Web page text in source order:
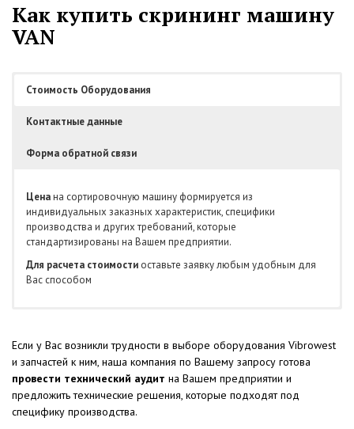
Как купить скрининг машину
VAN
Стоимость Оборудования
Контактные данные
Форма обратной связи
Ценана сортировочную машину формируется из
индивидуальных заказных характеристик, специфики
производства и других требований, которые
стандартизированы на Вашем предприятии.
Для расчета стоимости оставьте заявку любым удобным для
Вас способом
Если у Вас возникли трудности в выборе оборудования Vibrowest
и запчастей к ним, наша компания по Вашему запросу готова
провести технический аудит на Вашем предприятии и
предложить технические решения, которые подходят под
специфику производства.